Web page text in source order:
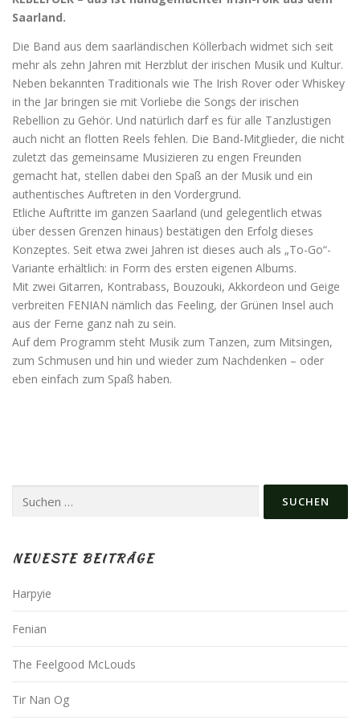
Saarland.
Die Band aus dem saarländischen Köllerbach widmet sich seit
mehr als zehn Jahren mit Herzblut der irischen Musik und Kultur.
Neben bekannten Traditionals wie The Irish Rover oder Whiskey
in the Jar bringen sie mit Vorliebe die Songs der irischen
Rebellion zu Gehör. Und natürlich darf es für alle Tanzlustigen
auch nicht an flotten Reels fehlen. Die Band-Mitglieder, die nicht
zuletzt das gemeinsame Musizieren zu engen Freunden
gemacht hat, stellen dabei den Spaß an der Musik und ein
authentisches Auftreten in den Vordergrund.
Etliche Auftritte im ganzen Saarland (und gelegentlich etwas
über dessen Grenzen hinaus) bestätigen den Erfolg dieses
Konzeptes. Seit etwa zwei Jahren ist dieses auch als „To-Go“-
Variante erhältlich: in Form des ersten eigenen Albums.
Mit zwei Gitarren, Kontrabass, Bouzouki, Akkordeon und Geige
verbreiten FENIAN nämlich das Feeling, der Grünen Insel auch
aus der Ferne ganz nah zu sein.
Auf dem Programm steht Musik zum Tanzen, zum Mitsingen,
zum Schmusen und hin und wieder zum Nachdenken – oder
eben einfach zum Spaß haben.
NEUESTE BEITRÄGE
Harpyie
Fenian
The Feelgood McLouds
Tir Nan Og